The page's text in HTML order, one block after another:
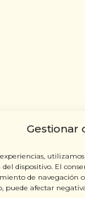
Gestionar
dispositivo. El
de navegación
puede afectar